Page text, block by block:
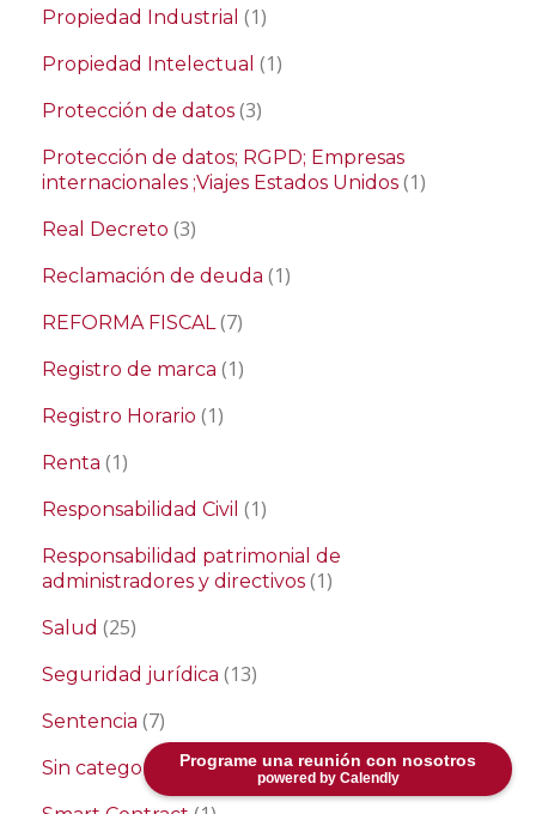
Programe una reunión con nosotros
powered by Calendly
Propiedad Industrial (1)
Propiedad Intelectual (1)
Protección de datos (3)
Protección de datos; RGPD; Empresas
internacionales ;Viajes Estados Unidos (1)
Real Decreto (3)
Reclamación de deuda (1)
REFORMA FISCAL(7)
Registro de marca (1)
Registro Horario (1)
Renta (1)
Responsabilidad Civil (1)
Responsabilidad patrimonial de
administradores y directivos (1)
Salud (25)
Seguridad jurídica (13)
Sentencia (7)
Sin categoría (5)